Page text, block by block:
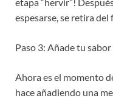
espesarse, se retira del
Paso 3: Añade tu
Ahora es el momento
hace añadiendo una